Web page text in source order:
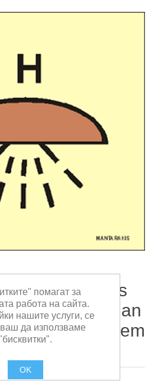
of spaces
a gas other than
system
помагат за
работа на сайта.
нашите услуги, се
да използваме
OK